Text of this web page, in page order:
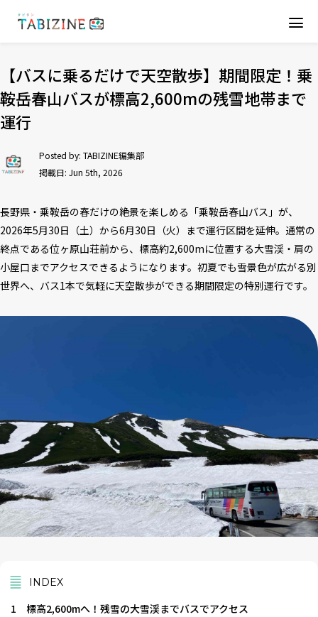
【バスに乗るだけで天空散歩】期間限定！乗
鞍岳春山バスが標高2,600mの残雪地帯まで
運行
Posted by: TABIZINE編集部
掲載日: Jun 5th, 2026
長野県・乗鞍岳の春だけの絶景を楽しめる「乗鞍岳春山バス」が、
2026年5月30日（土）から6月30日（火）まで運行区間を延伸。通常の
終点である位ヶ原山荘前から、標高約2,600mに位置する大雪渓・肩の
小屋口までアクセスできるようになります。初夏でも雪景色が広がる別
世界へ、バス1本で気軽に天空散歩ができる期間限定の特別運行です。
INDEX
1
標高2,600mへ！残雪の大雪渓までバスでアクセス